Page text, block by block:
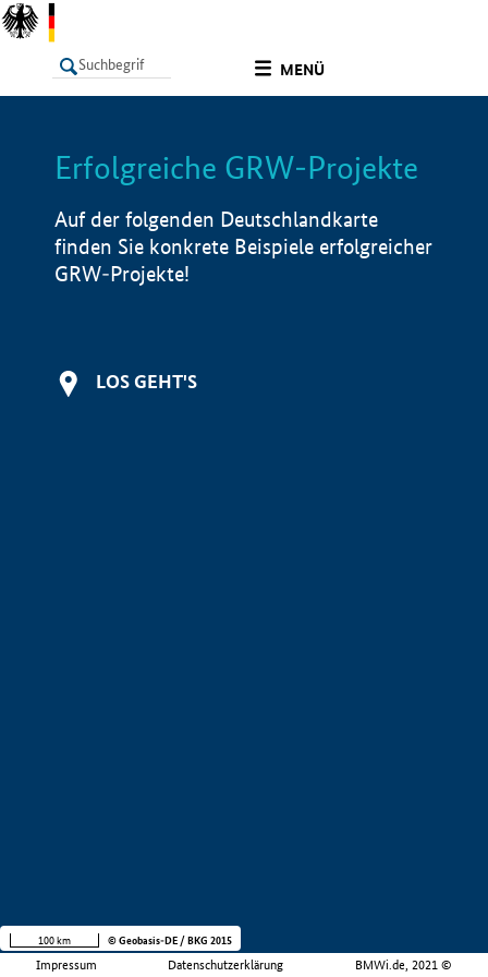
MENÜ
LISTE Info
Erfolgreiche GRW-Projekte
Auf der folgenden Deutschlandkarte
finden Sie konkrete Beispiele erfolgreicher
GRW-Projekte!
LOS GEHT'S
Impressum Datenschutzerklärung BMWi.de, 2021 ©
100 km © Geobasis-DE / BKG 2015